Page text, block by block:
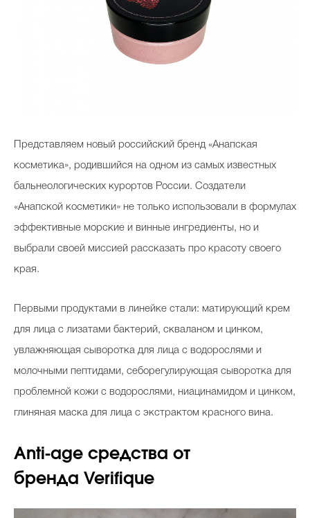
Представляем новый российский бренд «Анапская
косметика», родившийся на одном из самых известных
бальнеологических курортов России. Создатели
«Анапской косметики» не только использовали в формулах
эффективные морские и винные ингредиенты, но и
выбрали своей миссией рассказать про красоту своего
края.
Первыми продуктами в линейке стали: матирующий крем
для лица с лизатами бактерий, скваланом и цинком,
увлажняющая сыворотка для лица с водорослями и
молочными пептидами, себорегулирующая сыворотка для
проблемной кожи с водорослями, ниацинамидом и цинком,
глиняная маска для лица с экстрактом красного вина.
Anti-age средства от
бренда Verifique